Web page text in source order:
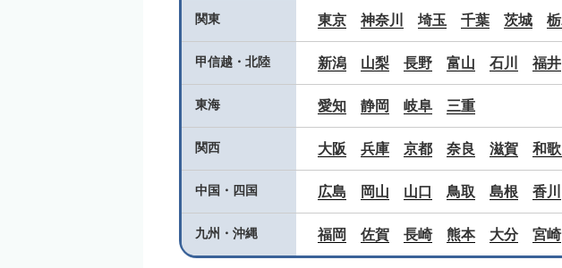
関東 東京 神奈川 埼玉 千葉 茨城
甲信越 ・ 北陸 新潟 山梨 長野 富山 石川 福井
東海 愛知 静岡 岐阜 三重
関西 大阪 兵庫 京都 奈良 滋賀 和
中国 ・ 四国 広島 岡山 山口 鳥取 島根 香川
九州 ・ 沖縄 福岡 佐賀 長崎 熊本 大分 宮崎